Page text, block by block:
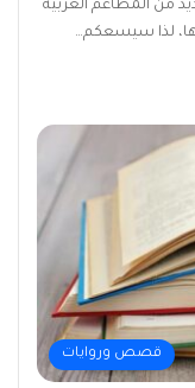
من المطاعم العربية
لذا سيسعكم…
قصص وروايات